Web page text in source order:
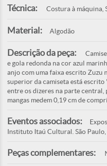
Técnica: Costura à máquina,
Material: Algodão
Descrição da peça:
e gola redonda na cor azul
anjo com uma faixa escrito Zuzu
superior da camiseta está
entre os dizeres na parte central,
mangas medem 0,19 cm de
Eventos associados:
Instituto Itaú Cultural. São
Peças complementares: